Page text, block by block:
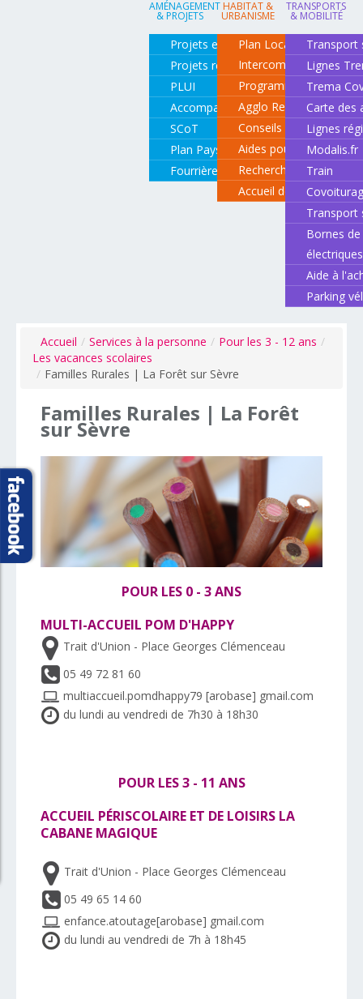
AMÉNAGEMENT
& PROJETS
Projets en cours
Projets réalisés
PLUI
Accompagnement de projets
SCoT
Plan Paysage
Fourrière animale
HABITAT &
URBANISME
Plan Local d'Urbanisme
Intercommunal
Programme local de
Agglo Renov
Conseils pour rénover
Aides pour rénover
Recherche d'un
Accueil des gens du
TRANSPORTS
& MOBILITÉ
Transport
Lignes
Trema
Carte des
Lignes
Modalis.fr
Train
Transport
Bornes
électriques
Aide à
Parking
Accueil / Services à la personne / Pour les 3 - 12 ans /
Les vacances scolaires
/ Familles Rurales | La Forêt sur Sèvre
Familles Rurales | La Forêt
surSèvre
POUR LES 0 - 3 ANS
MULTI-ACCUEIL POM D'HAPPY
Trait d'Union - Place Georges Clémenceau
05 49 72 81 60
multiaccueil.pomdhappy79 [arobase] gmail.com
du lundi au vendredi de 7h30 à 18h30
POUR LES 3 - 11 ANS
ACCUEIL PÉRISCOLAIRE ET DE LOISIRS LA
CABANE MAGIQUE
Trait d'Union - Place Georges Clémenceau
05 49 65 14 60
enfance.atoutage[arobase] gmail.com
du lundi au vendredi de 7h à 18h45